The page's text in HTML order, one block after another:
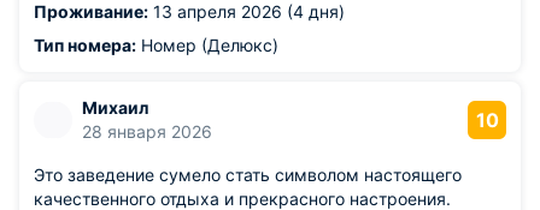
Проживание: 13 апреля 2026 (4 дня)
Тип номера: Номер (Делюкс)
Михаил
28 января 2026
10
Это заведение сумело стать символом настоящего
качественного отдыха и прекрасного настроения.